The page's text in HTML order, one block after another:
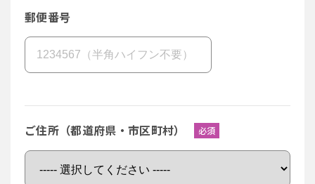
郵便番号
ご住所（都道府県・市区町村） 必須